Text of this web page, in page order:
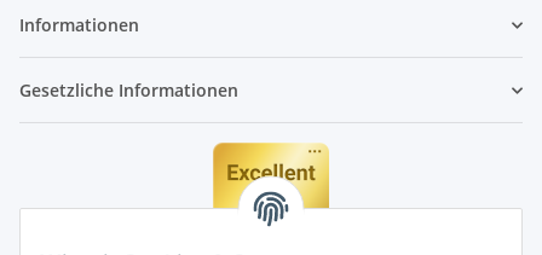
Informationen
Gesetzliche Informationen